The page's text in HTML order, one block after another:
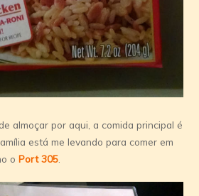
almoçar por aqui, a comida principal é
está me levando para comer em
oPort 305